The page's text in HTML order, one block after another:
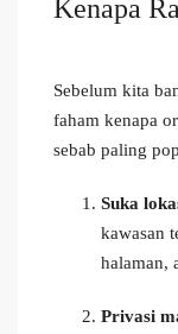
Kenapa
Sebelum kita
faham kenapa
sebab paling
Suka
kawasan
halaman,
Privasi